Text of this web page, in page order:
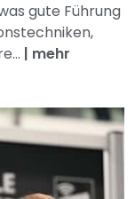
gute Führung
| mehr